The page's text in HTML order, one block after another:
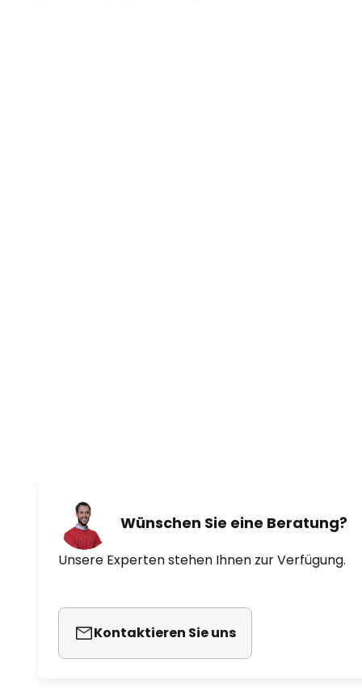
Wünschen Sie eine Beratung?
Unsere Experten stehen Ihnen zur Verfügung.
Kontaktieren Sie uns